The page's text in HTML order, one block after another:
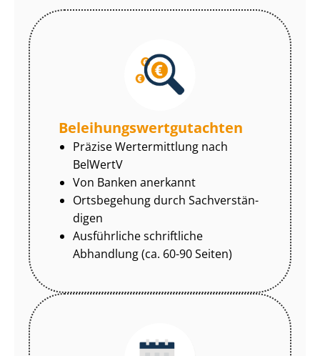
Be­lei­hungs­wert­gut­ach­ten
Präzise Wertermittlung nach
BelWertV
Von Banken anerkannt
Ortsbegehung durch Sach­ver­stän­
di­gen
Ausführliche schriftliche
Abhandlung (ca. 60-90 Seiten)